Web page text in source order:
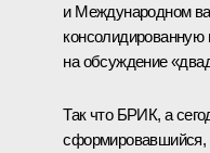
и Международном
консолидированную
на обсуждение
Так что БРИК, а
сформировавшийся,